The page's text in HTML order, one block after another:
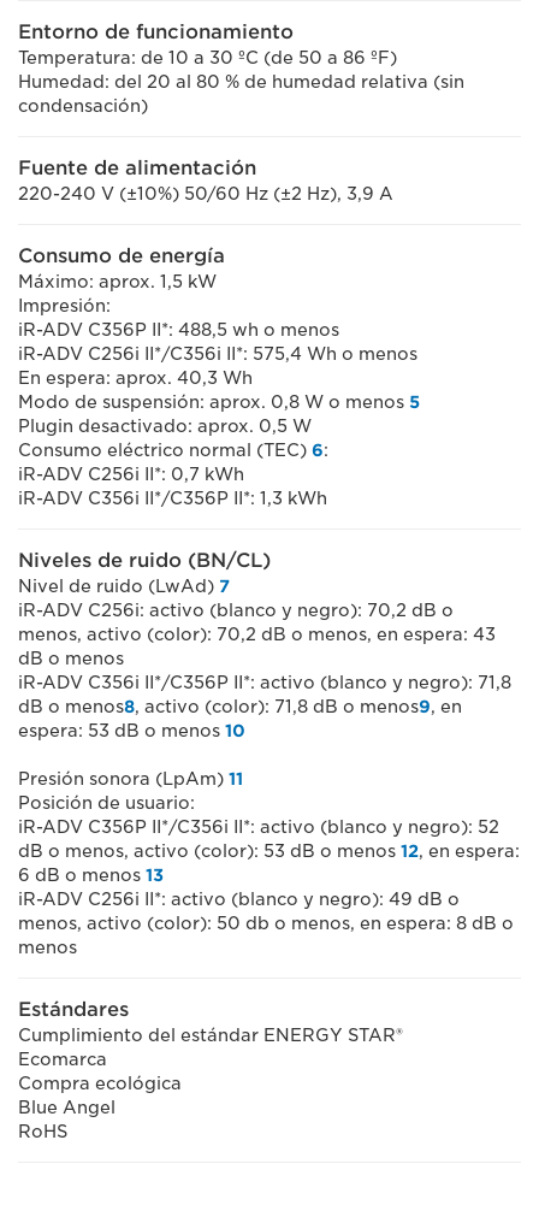
Entorno de funcionamiento
Temperatura: de 10 a 30 ºC (de 50 a 86 ºF)
Humedad: del 20 al 80 % de humedad relativa (sin
condensación)
Fuente de alimentación
220-240 V (±10%) 50/60 Hz (±2 Hz), 3,9 A
Consumo de energía
Máximo: aprox. 1,5 kW
Impresión:
iR-ADV C356P II*: 488,5 wh o menos
iR-ADV C256i II*/C356i II*: 575,4 Wh o menos
En espera: aprox. 40,3 Wh
Modo de suspensión: aprox. 0,8 W o menos 5
Plugin desactivado: aprox. 0,5 W
Consumo eléctrico normal (TEC) 6:
iR-ADV C256i II*: 0,7 kWh
iR-ADV C356i II*/C356P II*: 1,3 kWh
Niveles de ruido (BN/CL)
Nivel de ruido (LwAd) 7
iR-ADV C256i: activo (blanco y negro): 70,2 dB o
menos, activo (color): 70,2 dB o menos, en espera: 43
dB o menos
iR-ADV C356i II*/C356P II*: activo (blanco y negro): 71,8
dB o menos8, activo (color): 71,8 dB o menos9, en
espera: 53 dB o menos 10
Presión sonora (LpAm) 11
Posición de usuario:
iR-ADV C356P II*/C356i II*: activo (blanco y negro): 52
dB o menos, activo (color): 53 dB o menos 12, en espera:
6 dB o menos 13
iR-ADV C256i II*: activo (blanco y negro): 49 dB o
menos, activo (color): 50 db o menos, en espera: 8 dB o
menos
Estándares
Cumplimiento del estándar ENERGY STAR®
Ecomarca
Compra ecológica
Blue Angel
RoHS